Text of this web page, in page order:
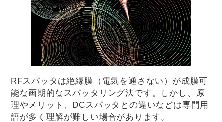
RFスパッタは絶縁膜（電気を通さない）が成膜可
能な画期的なスパッタリング法です。しかし、原
理やメリット、DCスパッタとの違いなどは専門用
語が多く理解が難しい場合があります。